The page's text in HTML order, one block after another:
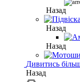
Назад
Назад
Назад
Дивитись
Назад